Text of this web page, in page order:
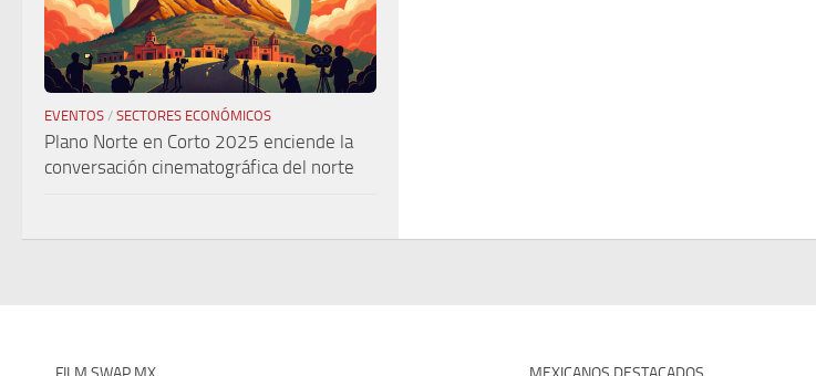
EVENTOS / SECTORES ECONÓMICOS
Plano Norte en Corto 2025 enciende la
conversación cinematográfica del norte